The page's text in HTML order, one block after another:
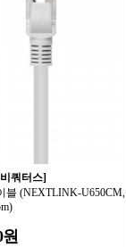
쿼터스]
블 (NEXTLINK-U650CM,
원